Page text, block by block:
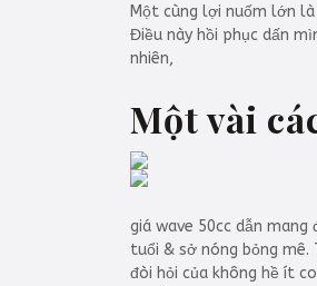
Một cùng lợi nuốm lớn
Điều này hồi phục dấn
nhiên,
Một vài
giá wave 50cc dẫn
tuổi & sở nóng bỏng
đòi hỏi của không hề ít